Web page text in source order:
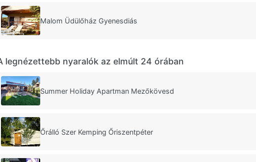
Malom Üdülőház Gyenesdiás
legnézettebb nyaralók az elmúlt 24 órában
Summer Holiday Apartman Mezőkövesd
Őrálló Szer Kemping Őriszentpéter